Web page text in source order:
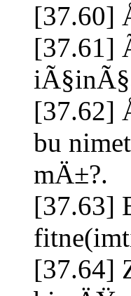
[37.60]
[37.61]
[37.62]
bu
mÄ±?.
[37.63]
[37.64]